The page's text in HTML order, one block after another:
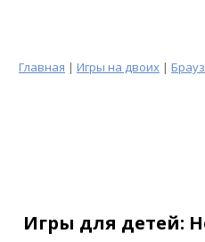
Главная | Игры на двоих |
Игры для детей: